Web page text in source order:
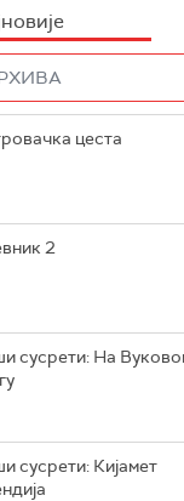
цеста
2
сусрети: На
сусрети: Кијамет